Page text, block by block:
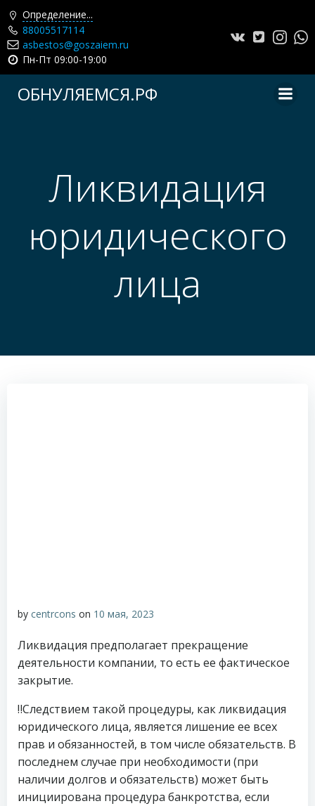
Определение...
88005517114
asbestos@goszaiem.ru
Пн-Пт 09:00-19:00
ОБНУЛЯЕМСЯ.РФ
Ликвидация
юридического
лица
by centrcons on 10 мая, 2023
Ликвидация предполагает прекращение
деятельности компании, то есть ее фактическое
закрытие.
‼️Следствием такой процедуры, как ликвидация
юридического лица, является лишение ее всех
прав и обязанностей, в том числе обязательств. В
последнем случае при необходимости (при
наличии долгов и обязательств) может быть
инициирована процедура банкротства, если